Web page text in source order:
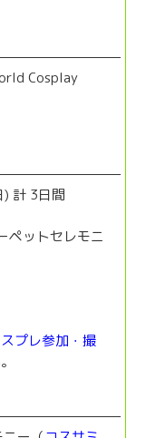
Cosplay
計 3日間
ットセレモニ
プレ参加・撮